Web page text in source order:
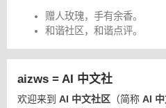
赠人玫瑰，手有余香。
和谐社区，和谐点评。
aizws = AI 中文社
欢迎来到 AI 中文社区 （简称 AI